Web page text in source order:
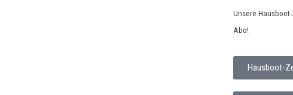
Unsere
Abo!
Hausboot-